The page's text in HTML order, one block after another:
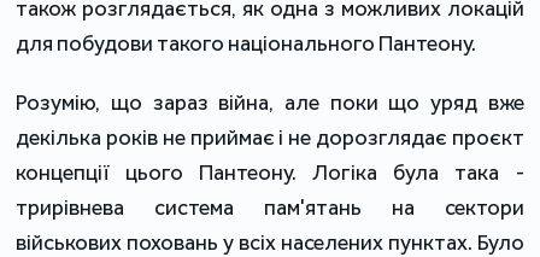
також розглядається, як одна з можливих локацій
для побудови такого національного Пантеону.
Розумію, що зараз війна, але поки що уряд вже
декілька років не приймає і не дорозглядає проєкт
концепції цього Пантеону. Логіка була така -
трирівнева система пам'ятань на сектори
військових поховань у всіх населених пунктах. Було